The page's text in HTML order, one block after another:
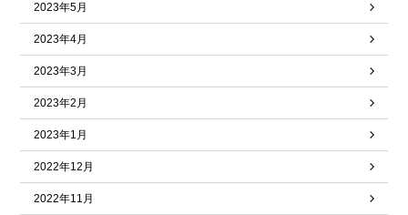
2023年5月
2023年4月
2023年3月
2023年2月
2023年1月
2022年12月
2022年11月